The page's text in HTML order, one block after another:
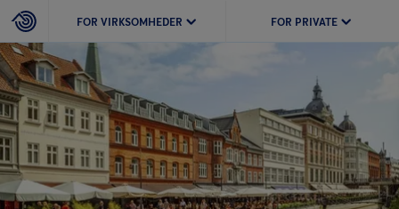
FOR VIRKSOMHEDER FOR PRIVATE